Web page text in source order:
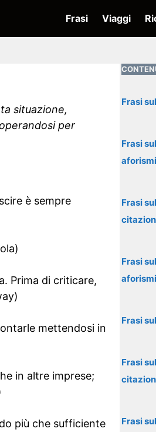
Frasi Viaggi
situazione,
per
è sempre
Prima di criticare,
mettendosi in
in altre imprese;
più che sufficiente
Frasi
Frasi
Frasi
Frasi
Frasi
Frasi
Frasi